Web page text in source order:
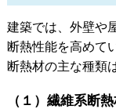
建築では、外壁や
断熱性能を高めて
断熱材の主な種類
（１）繊維系断